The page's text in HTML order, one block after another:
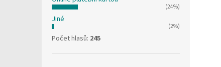
(24%)
Jiné
(2%)
Počet hlasů: 245